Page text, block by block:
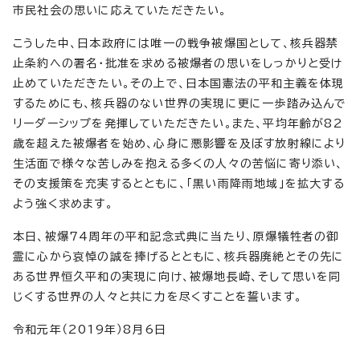
市民社会の思いに応えていただきたい。
こうした中、日本政府には唯一の戦争被爆国として、核兵器禁
止条約への署名・批准を求める被爆者の思いをしっかりと受け
止めていただきたい。その上で、日本国憲法の平和主義を体現
するためにも、核兵器のない世界の実現に更に一歩踏み込んで
リーダーシップを発揮していただきたい。また、平均年齢が82
歳を超えた被爆者を始め、心身に悪影響を及ぼす放射線により
生活面で様々な苦しみを抱える多くの人々の苦悩に寄り添い、
その支援策を充実するとともに、「黒い雨降雨地域」を拡大する
よう強く求めます。
本日、被爆74周年の平和記念式典に当たり、原爆犠牲者の御
霊に心から哀悼の誠を捧げるとともに、核兵器廃絶とその先に
ある世界恒久平和の実現に向け、被爆地長崎、そして思いを同
じくする世界の人々と共に力を尽くすことを誓います。
令和元年（2019年）8月6日